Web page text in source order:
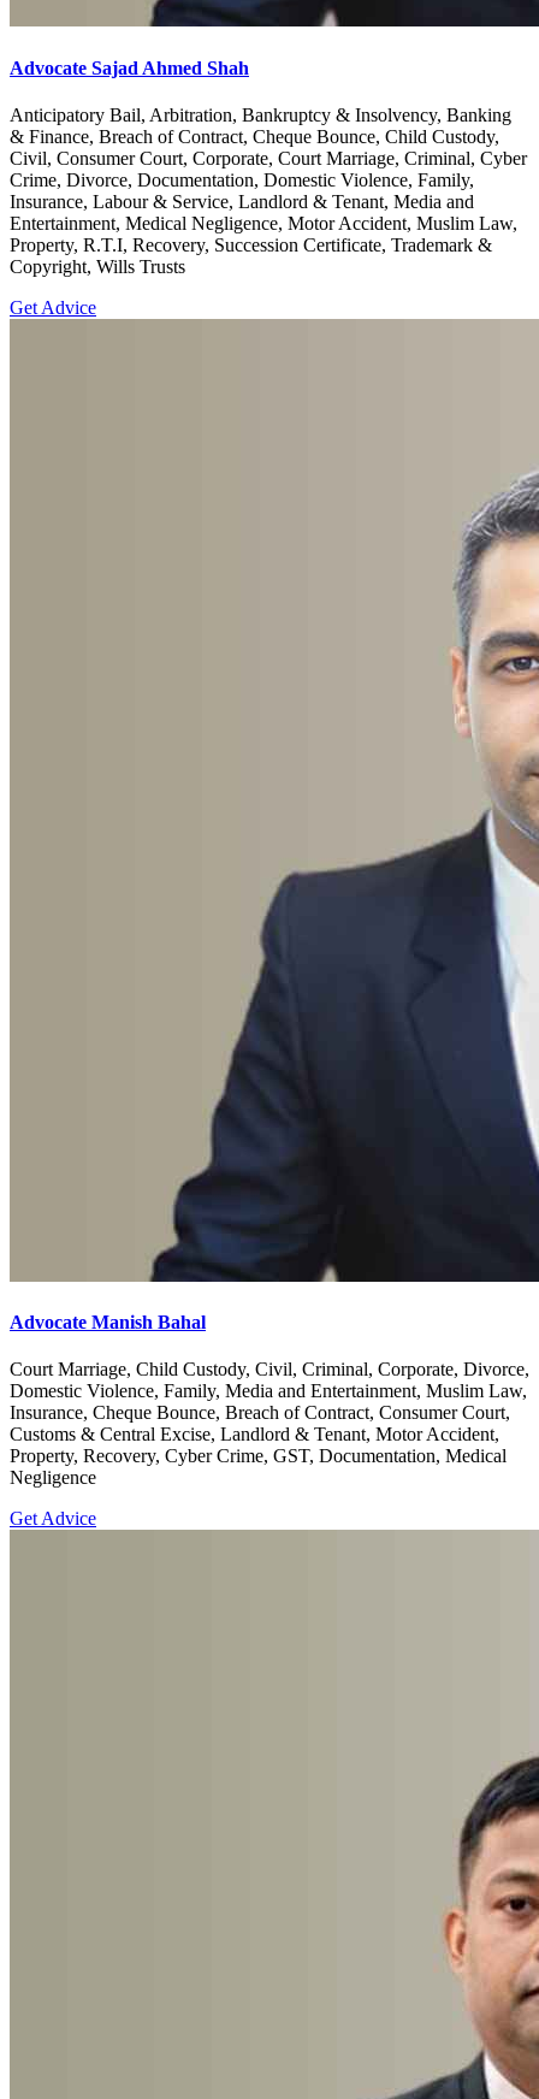
Advocate Sajad Ahmed Shah
Anticipatory Bail, Arbitration, Bankruptcy & Insolvency, Banking
& Finance, Breach of Contract, Cheque Bounce, Child Custody,
Civil, Consumer Court, Corporate, Court Marriage, Criminal, Cyber
Crime, Divorce, Documentation, Domestic Violence, Family,
Insurance, Labour & Service, Landlord & Tenant, Media and
Entertainment, Medical Negligence, Motor Accident, Muslim Law,
Property, R.T.I, Recovery, Succession Certificate, Trademark &
Copyright, Wills Trusts
Get Advice
Advocate Manish Bahal
Court Marriage, Child Custody, Civil, Criminal, Corporate, Divorce,
Domestic Violence, Family, Media and Entertainment, Muslim Law,
Insurance, Cheque Bounce, Breach of Contract, Consumer Court,
Customs & Central Excise, Landlord & Tenant, Motor Accident,
Property, Recovery, Cyber Crime, GST, Documentation, Medical
Negligence
Get Advice